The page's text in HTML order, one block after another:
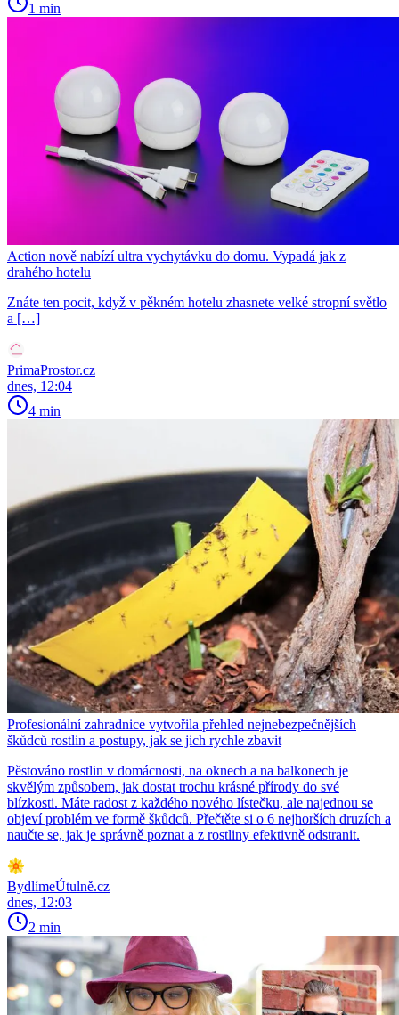
1 min
Action nově nabízí ultra vychytávku do domu. Vypadá jak z
drahého hotelu
Znáte ten pocit, když v pěkném hotelu zhasnete velké stropní světlo
a […]
PrimaProstor.cz
dnes, 12:04
4 min
Profesionální zahradnice vytvořila přehled nejnebezpečnějších
škůdců rostlin a postupy, jak se jich rychle zbavit
Pěstováno rostlin v domácnosti, na oknech a na balkonech je
skvělým způsobem, jak dostat trochu krásné přírody do své
blízkosti. Máte radost z každého nového lístečku, ale najednou se
objeví problém ve formě škůdců. Přečtěte si o 6 nejhorších druzích a
naučte se, jak je správně poznat a z rostliny efektivně odstranit.
BydlímeÚtulně.cz
dnes, 12:03
2 min